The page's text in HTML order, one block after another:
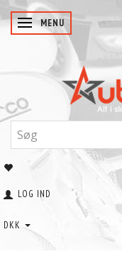
SKIFTE NAVIGATION
MENU
LOG IND
DKK